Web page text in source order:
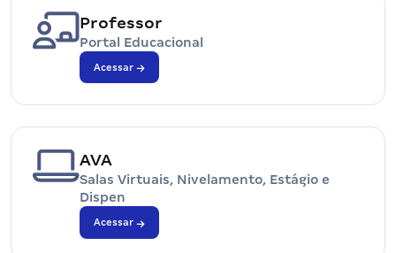
Professor
Portal Educacional
Acessar
AVA
Salas Virtuais, Nivelamento, Estágio e
Dispen
Acessar